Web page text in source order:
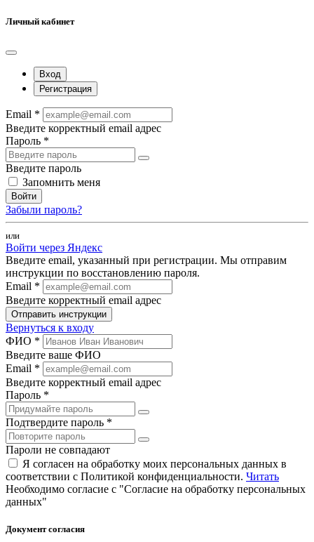
Личный кабинет
Вход
Регистрация
Email *
Введите корректный email адрес
Пароль *
Введите пароль
Запомнить меня
Войти
Забыли пароль?
или
Войти через Яндекс
Введите email, указанный при регистрации. Мы отправим
инструкции по восстановлению пароля.
Email *
Введите корректный email адрес
Отправить инструкции
Вернуться к входу
ФИО *
Введите ваше ФИО
Email *
Введите корректный email адрес
Пароль *
Подтвердите пароль *
Пароли не совпадают
Я согласен на обработку моих персональных данных в
соответствии с Политикой конфиденциальности. Читать
Необходимо согласие с "Согласие на обработку персональных
данных"
Документ согласия